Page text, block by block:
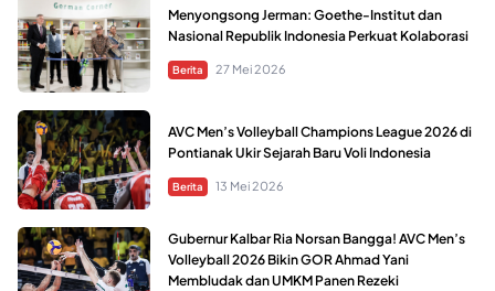
Menyongsong Jerman: Goethe-Institut dan
Nasional Republik Indonesia Perkuat Kolaborasi
Berita 27 Mei 2026
AVC Men’s Volleyball Champions League 2026 di
Pontianak Ukir Sejarah Baru Voli Indonesia
Berita 13 Mei 2026
Gubernur Kalbar Ria Norsan Bangga! AVC Men’s
Volleyball 2026 Bikin GOR Ahmad Yani
Membludak dan UMKM Panen Rezeki